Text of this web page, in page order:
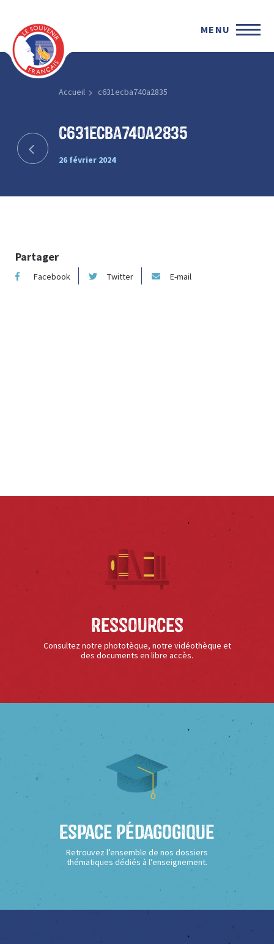
MENU
Accueil c631ecba740a2835
c631ecba740a2835
26 février 2024
Partager
Facebook Twitter E-mail
Ressources
Consultez notre phototèque, notre vidéothèque et
des documents en libre accès.
Espace Pédagogique
Retrouvez l’ensemble de nos dossiers
thématiques dédiés à l’enseignement.